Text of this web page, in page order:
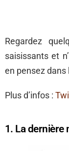
Regardez
saisissants et
en pensez
Plus d’infos :
1. La dernière